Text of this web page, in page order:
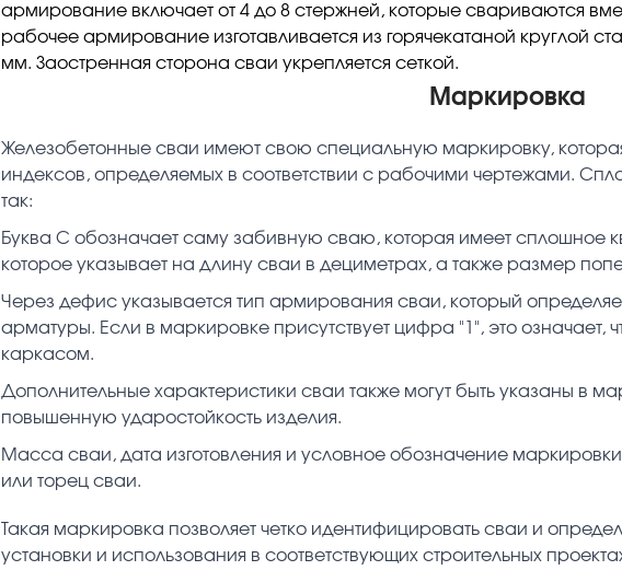
армирование включает от 4 до 8 стержней, которые свариваются
рабочее армирование изготавливается из горячекатаной круглой
мм. Заостренная сторона сваи укрепляется сеткой.
Маркировка
Железобетонные сваи имеют свою специальную маркировку,
индексов, определяемых в соответствии с рабочими чертежами.
так:
Буква С обозначает саму забивную сваю, которая имеет сплошное
которое указывает на длину сваи в дециметрах, а также размер
Через дефис указывается тип армирования сваи, который
арматуры. Если в маркировке присутствует цифра "1", это
каркасом.
Дополнительные характеристики сваи также могут быть указаны в
повышенную ударостойкость изделия.
Масса сваи, дата изготовления и условное обозначение
или торец сваи.
Такая маркировка позволяет четко идентифицировать сваи и
установки и использования в соответствующих строительных